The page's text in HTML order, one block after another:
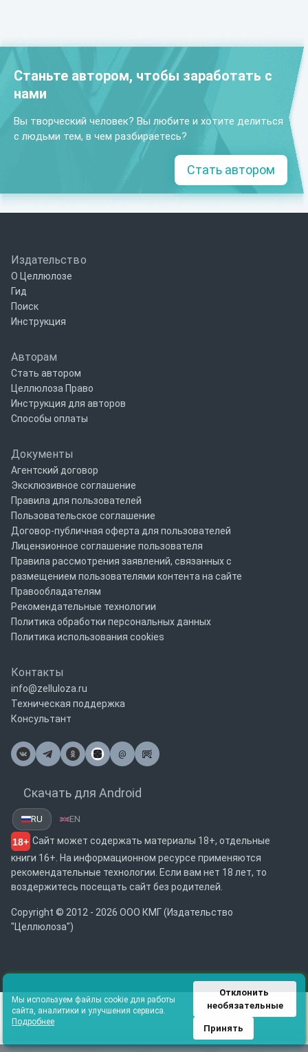
Станьте автором, чтобы заработать с
нами
Вы творческий человек? Вы любите и хотите делиться
с людьми тем, в чем разбираетесь?
Стать автором
Издательство
О Целлюлозе
Гид
Поиск
Инструкция
Авторам
Стать автором
Целлюлоза Право
Инструкция для авторов
Способы оплаты
Документы
Агентский договор
Эксклюзивное соглашение
Правила для пользователей
Пользовательское соглашение
Договор-публичная оферта для пользователей
Лицензионное соглашение пользователя
Правила рассмотрения заявлений, связанных с
размещением пользователями контента на сайте
Правообладателям
Рекомендательные технологии
Политика обработки персональных данных
Политика использования cookies
Контакты
info@zelluloza.ru
Техническая поддержка
Консультант
@
Почта
Скачать для Android
RU EN
18+ Сайт может содержать материалы 18+, отдельные
книги 16+. На информационном ресурсе применяются
рекомендательные технологии. Если вам нет 18 лет, то
воздержитесь посещать сайт без родителей.
Copyright © 2012 - 2026 ООО КМГ (Издательство
"Целлюлоза")
Мы используем файлы cookie для работы
сайта, аналитики и улучшения сервиса.
Подробнее
Отклонить
необязательные
Принять